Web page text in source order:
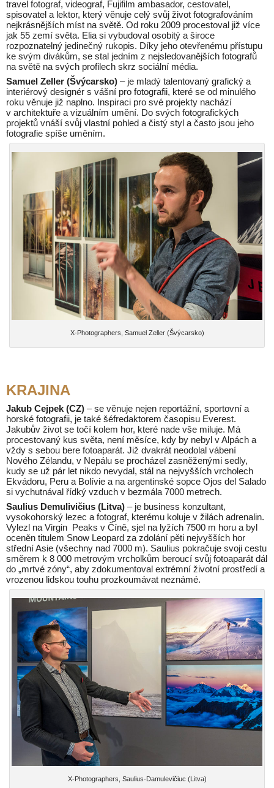
travel fotograf, videograf, Fujifilm ambasador, cestovatel,
spisovatel a lektor, který věnuje celý svůj život fotografováním
nejkrásnějších míst na světě. Od roku 2009 procestoval již více
jak 55 zemí světa. Elia si vybudoval osobitý a široce
rozpoznatelný jedinečný rukopis. Díky jeho otevřenému přístupu
ke svým divákům, se stal jedním z nejsledovanějších fotografů
na světě na svých profilech skrz sociální média.
Samuel Zeller (Švýcarsko) – je mladý talentovaný grafický a
interiérový designér s vášní pro fotografii, které se od minulého
roku věnuje již naplno. Inspiraci pro své projekty nachází
v architektuře a vizuálním umění. Do svých fotografických
projektů vnáší svůj vlastní pohled a čistý styl a často jsou jeho
fotografie spíše uměním.
X-Photographers, Samuel Zeller (Švýcarsko)
KRAJINA
Jakub Cejpek (CZ) – se věnuje nejen reportážní, sportovní a
horské fotografii, je také šéfredaktorem časopisu Everest.
Jakubův život se točí kolem hor, které nade vše miluje. Má
procestovaný kus světa, není měsíce, kdy by nebyl v Alpách a
vždy s sebou bere fotoaparát. Již dvakrát neodolal vábení
Nového Zélandu, v Nepálu se procházel zasněženými sedly,
kudy se už pár let nikdo nevydal, stál na nejvyšších vrcholech
Ekvádoru, Peru a Bolívie a na argentinské sopce Ojos del Salado
si vychutnával řídký vzduch v bezmála 7000 metrech.
Saulius Demulivičius (Litva) – je business konzultant,
vysokohorský lezec a fotograf, kterému koluje v žilách adrenalin.
Vylezl na Virgin Peaks v Číně, sjel na lyžích 7500 m horu a byl
oceněn titulem Snow Leopard za zdolání pěti nejvyšších hor
střední Asie (všechny nad 7000 m). Saulius pokračuje svoji cestu
směrem k 8 000 metrovým vrcholkům beroucí svůj fotoaparát dál
do „mrtvé zóny“, aby zdokumentoval extrémní životní prostředí a
vrozenou lidskou touhu prozkoumávat neznámé.
X-Photographers, Saulius-Damulevičiuc (Litva)